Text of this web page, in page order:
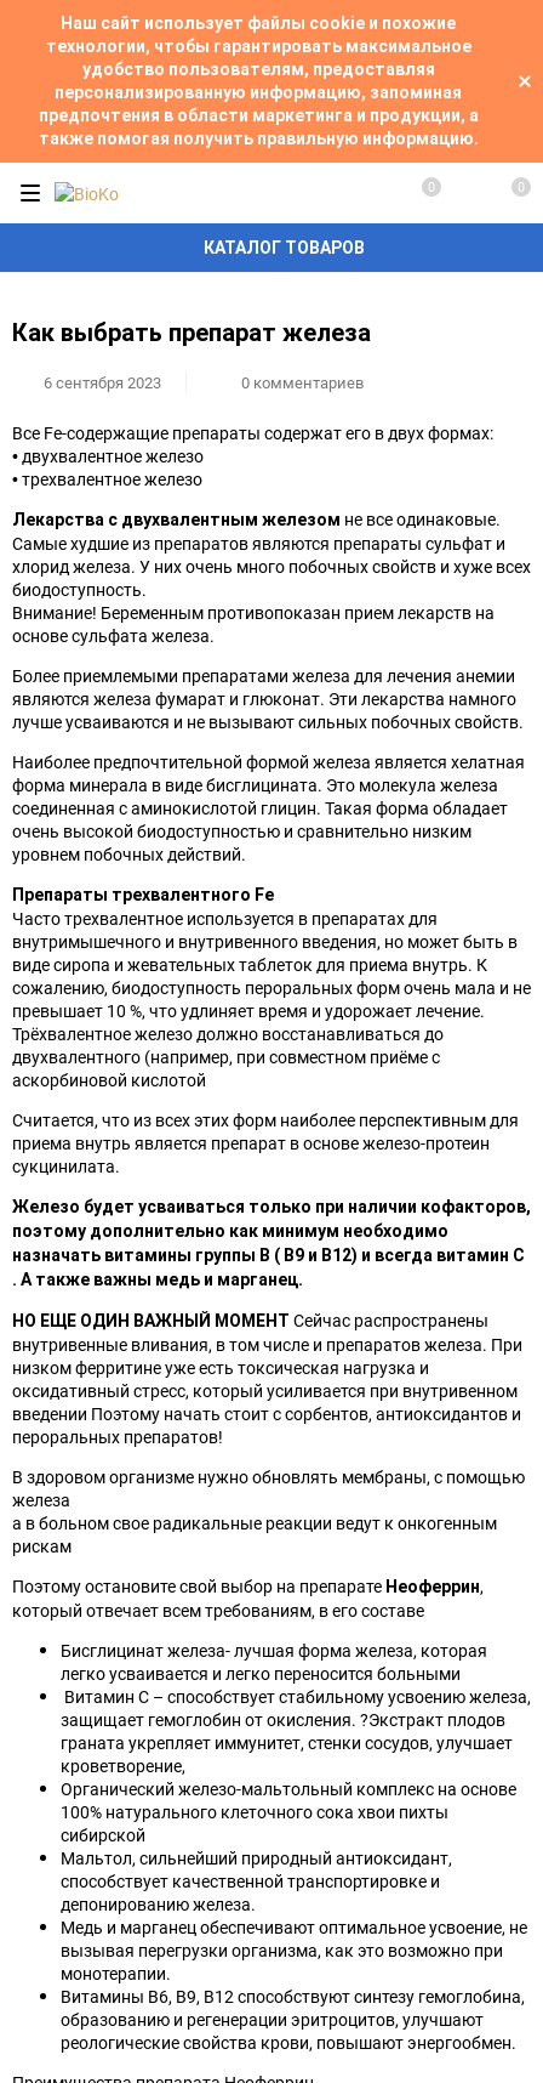
Наш сайт использует файлы cookie и похожие
технологии, чтобы гарантировать максимальное
удобство пользователям, предоставляя
персонализированную информацию, запоминая
предпочтения в области маркетинга и продукции, а
также помогая получить правильную информацию.
КАТАЛОГ ТОВАРОВ
0 0
Как выбрать препарат железа
6 сентября 2023 0 комментариев
Все Fe-содержащие препараты содержат его в двух формах:⠀
•двухвалентное железо
•трехвалентное железо⠀
Лекарства с двухвалентным железом не все одинаковые.
Самые худшие из препаратов являются препараты сульфат и
хлорид железа. У них очень много побочных свойств и хуже всех
биодоступность.
Внимание! Беременным противопоказан прием лекарств на
основе сульфата железа.⠀
Более приемлемыми препаратами железа для лечения анемии
являются железа фумарат и глюконат. Эти лекарства намного
лучше усваиваются и не вызывают сильных побочных свойств.
Наиболее предпочтительной формой железа является хелатная
форма минерала в виде бисглицината. Это молекула железа
соединенная с аминокислотой глицин. Такая форма обладает
очень высокой биодоступностью и сравнительно низким
уровнем побочных действий.
Препараты трехвалентного Fe⠀
Часто трехвалентное используется в препаратах для
внутримышечного и внутривенного введения, но может быть в
виде сиропа и жевательных таблеток для приема внутрь. К
сожалению, биодоступность пероральных форм очень мала и не
превышает 10 %, что удлиняет время и удорожает лечение.
Трёхвалентное железо должно восстанавливаться до
двухвалентного (например, при совместном приёме с
аскорбиновой кислотой
Считается, что из всех этих форм наиболее перспективным для
приема внутрь является препарат в основе железо-протеин
сукцинилата.
Железо будет усваиваться только при наличии кофакторов,
поэтому дополнительно как минимум необходимо
назначать витамины группы В ( В9 и В12) и всегда витамин С
. А также важны медь и марганец.
НО ЕЩЕ ОДИН ВАЖНЫЙ МОМЕНТ Сейчас распространены
внутривенные вливания, в том числе и препаратов железа. При
низком ферритине уже есть токсическая нагрузка и
оксидативный стресс, который усиливается при внутривенном
введении Поэтому начать стоит с сорбентов, антиоксидантов и
пероральных препаратов!
В здоровом организме нужно обновлять мембраны, с помощью
железа
а в больном свое радикальные реакции ведут к онкогенным
рискам
Поэтому остановите свой выбор на препарате Неоферрин,
который отвечает всем требованиям, в его составе
Бисглицинат железа- лучшая форма железа, которая
легко усваивается и легко переносится больными
Витамин С – способствует стабильному усвоению железа,
защищает гемоглобин от окисления. ?Экстракт плодов
граната укрепляет иммунитет, стенки сосудов, улучшает
кроветворение,
Органический железо-мальтольный комплекс на основе
100% натурального клеточного сока хвои пихты
сибирской
Мальтол, сильнейший природный антиоксидант,
способствует качественной транспортировке и
депонированию железа.
Медь и марганец обеспечивают оптимальное усвоение, не
вызывая перегрузки организма, как это возможно при
монотерапии.
Витамины B6, B9, B12 способствуют синтезу гемоглобина,
образованию и регенерации эритроцитов, улучшают
реологические свойства крови, повышают энергообмен.